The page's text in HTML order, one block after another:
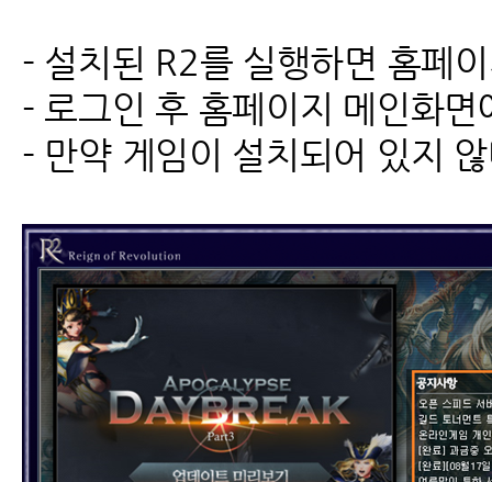
- 설치된 R2를 실행하면 홈페
- 로그인 후 홈페이지 메인화
- 만약 게임이 설치되어 있지